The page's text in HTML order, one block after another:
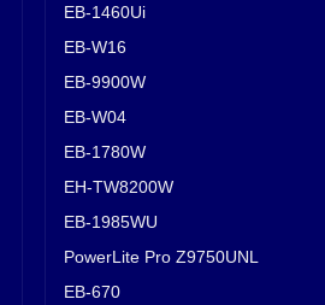
EB-1460Ui
EB-W16
EB-9900W
EB-W04
EB-1780W
EH-TW8200W
EB-1985WU
PowerLite Pro Z9750UNL
EB-670